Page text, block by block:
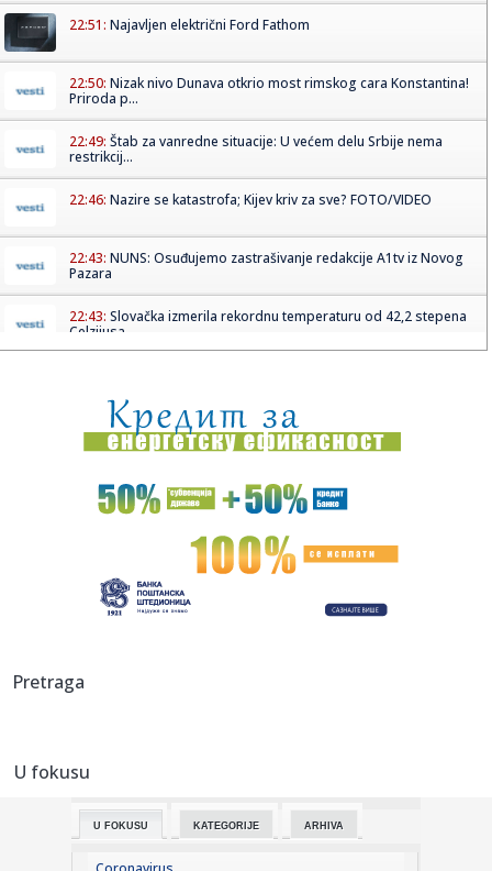
22:51: Najavljen električni Ford Fathom
22:50: Nizak nivo Dunava otkrio most rimskog cara Konstantina!
Priroda p...
22:49: Štab za vanredne situacije: U većem delu Srbije nema
restrikcij...
22:46: Nazire se katastrofa; Kijev kriv za sve? FOTO/VIDEO
22:43: NUNS: Osuđujemo zastrašivanje redakcije A1tv iz Novog
Pazara
22:43: Slovačka izmerila rekordnu temperaturu od 42,2 stepena
Celzijusa
22:39:Od sutra restrikcije vode u delovima opštine Arilje
22:36:Maja pobesnela zbog Asmina i njegove bankarke, pa
otkrila: "On vi...
Drama u Hrvatskoj: Požar uništio apartman, vlasnik tvrdi da
22:35:Sudar dva tramvaja u Njemačkoj, više od 25 povrijeđenih
22:29:
22:29: Spremite se – stiže "Čelična kupola"
Pretraga
U fokusu
U FOKUSU KATEGORIJE ARHIVA